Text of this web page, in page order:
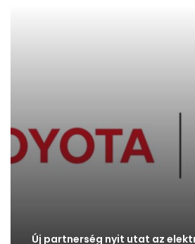
Új partnerség nyit utat az